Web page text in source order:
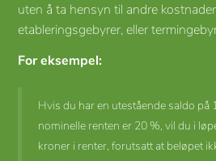
uten å ta hensyn til andre
etableringsgebyrer, eller
For eksempel:
Hvis du har en utestående saldo på
nominelle renten er 20 %, vil du i
kroner i renter, forutsatt at beløpet